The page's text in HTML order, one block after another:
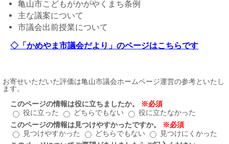
亀山市こどもがかがやくまち条例
主な議案について
市議会出前授業について
◇「かめやま市議会だより」のページはこちらです